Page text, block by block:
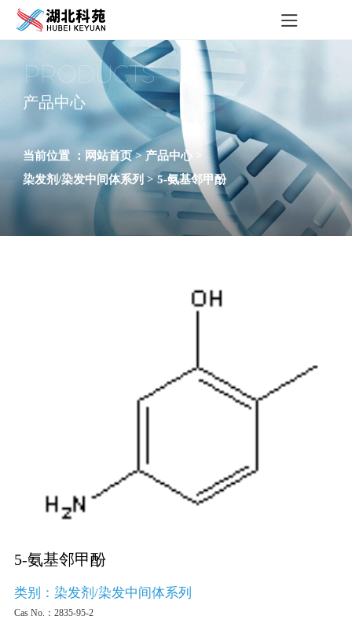
PRODUCTS
产品中心
当前位置 ： 网站首页 > 产品中心 >
染发剂/染发中间体系列 > 5-氨基邻甲酚
5-氨基邻甲酚
类别：染发剂/染发中间体系列
Cas No.： 2835-95-2